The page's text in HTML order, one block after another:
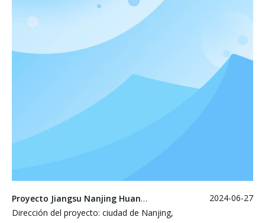
Proyecto Jiangsu Nanjing Huaneng
Dirección del proyecto: ciudad de Nanjing,
2024-06-27